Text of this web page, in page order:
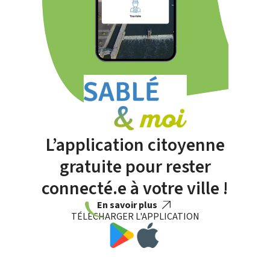
L’application citoyenne
gratuite pour rester
connecté.e à votre ville !
En savoir plus
TÉLÉCHARGER L'APPLICATION